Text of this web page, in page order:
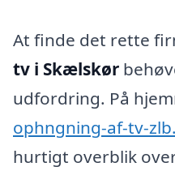
At finde det rette
tv i Skælskør
udfordring. På
ophngning-af-tv-
hurtigt overblik